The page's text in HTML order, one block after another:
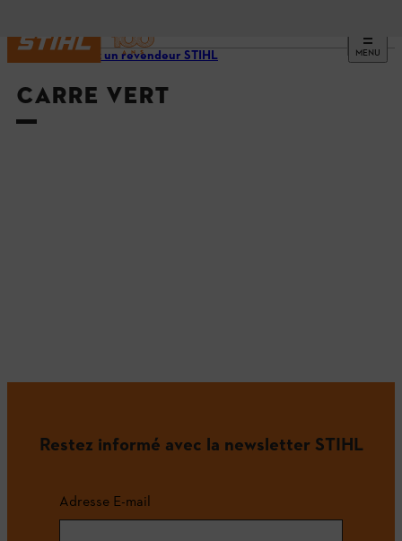
MENU
Trouvez un revendeur STIHL
CARRE VERT
Restez informé avec la newsletter STIHL
Adresse E-mail